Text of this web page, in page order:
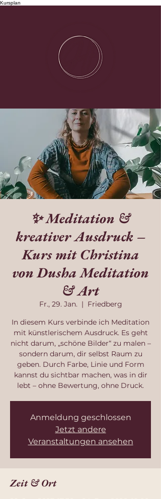
Kursplan
✨ Meditation &
kreativer Ausdruck –
Kurs mit Christina
von Dusha Meditation
& Art
Fr., 29. Jan.
  |
Friedberg
In diesem Kurs verbinde ich Meditation
mit künstlerischem Ausdruck. Es geht
nicht darum, „schöne Bilder“ zu malen –
sondern darum, dir selbst Raum zu
geben. Durch Farbe, Linie und Form
kannst du sichtbar machen, was in dir
lebt – ohne Bewertung, ohne Druck.
Anmeldung geschlossen
Jetzt andere
Veranstaltungen ansehen
Zeit & Ort